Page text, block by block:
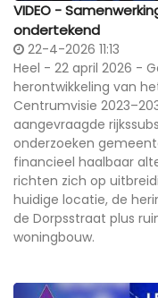
VIDEO -
ondertekend
22-4-2026 11:13
Heel - 22 april 2026 -
herontwikkeling van
Centrumvisie
aangevraagde
onderzoeken
financieel haalbaar
richten zich op
huidige locatie, de
de Dorpsstraat plus
woningbouw.